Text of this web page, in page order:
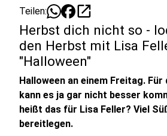
Teilen: open_in_new
Herbst dich nicht so -
den Herbst mit Lisa
"Halloween"
Halloween an einem Freitag.
kann es ja gar nicht besser
heißt das für Lisa Feller? Viel
bereitlegen.